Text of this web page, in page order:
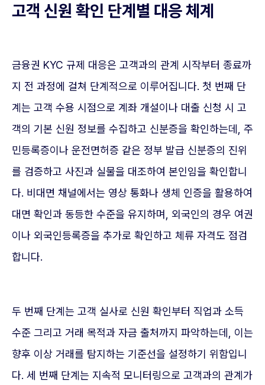
고객 신원 확인 단계별 대응 체계
금융권 KYC 규제 대응은 고객과의 관계 시작부터 종료까
지 전 과정에 걸쳐 단계적으로 이루어집니다. 첫 번째 단
계는 고객 수용 시점으로 계좌 개설이나 대출 신청 시 고
객의 기본 신원 정보를 수집하고 신분증을 확인하는데, 주
민등록증이나 운전면허증 같은 정부 발급 신분증의 진위
를 검증하고 사진과 실물을 대조하여 본인임을 확인합니
다. 비대면 채널에서는 영상 통화나 생체 인증을 활용하여
대면 확인과 동등한 수준을 유지하며, 외국인의 경우 여권
이나 외국인등록증을 추가로 확인하고 체류 자격도 점검
합니다.
두 번째 단계는 고객 실사로 신원 확인부터 직업과 소득
수준 그리고 거래 목적과 자금 출처까지 파악하는데, 이는
향후 이상 거래를 탐지하는 기준선을 설정하기 위함입니
다. 세 번째 단계는 지속적 모니터링으로 고객과의 관계가